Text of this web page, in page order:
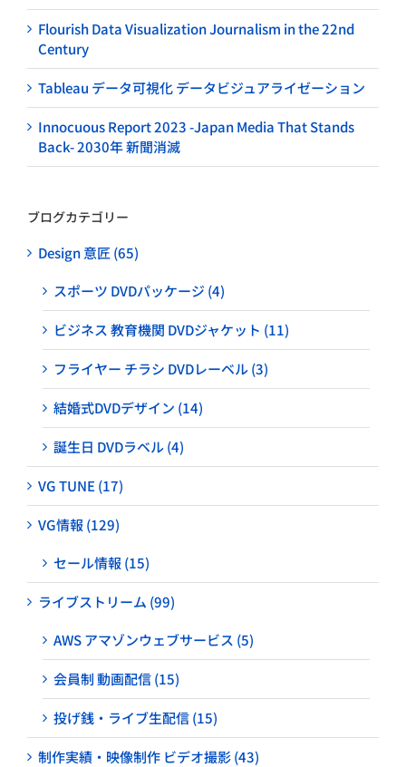
Flourish Data Visualization Journalism in the 22nd
Century
Tableau データ可視化 データビジュアライゼーション
Innocuous Report 2023 -Japan Media That Stands
Back- 2030年 新聞消滅
ブログカテゴリー
Design 意匠 (65)
スポーツ DVDパッケージ (4)
ビジネス 教育機関 DVDジャケット (11)
フライヤー チラシ DVDレーベル (3)
結婚式DVDデザイン (14)
誕生日 DVDラベル (4)
VG TUNE (17)
VG情報 (129)
セール情報 (15)
ライブストリーム (99)
AWS アマゾンウェブサービス (5)
会員制 動画配信 (15)
投げ銭・ライブ生配信 (15)
制作実績・映像制作 ビデオ撮影 (43)